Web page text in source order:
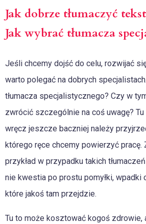
Jak dobrze tłumaczyć
Jak wybrać tłumacza
Jeśli chcemy dojść do celu, rozwijać
warto polegać na dobrych
tłumacza specjalistycznego? Czy w
zwrócić szczególnie na coś uwagę?
wręcz jeszcze baczniej należy
którego ręce chcemy powierzyć pracę.
przykład w przypadku takich
nie kwestia po prostu pomyłki, wpadki
które jakoś tam przejdzie.
Tu to może kosztować kogoś zdrowie,